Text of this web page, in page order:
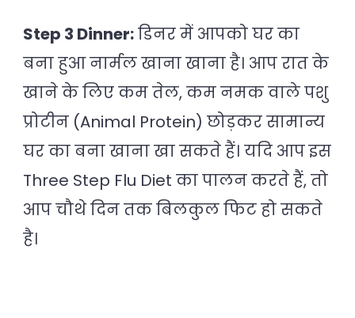
Step 3 Dinner:डिनर में आपको घर का
बना हुआ नार्मल खाना खाना है। आप रात के
खाने के लिए कम तेल, कम नमक वाले पशु
प्रोटीन (Animal Protein) छोड़कर सामान्य
घर का बना खाना खा सकते हैं। यदि आप इस
Three Step Flu Diet का पालन करते हैं, तो
आप चौथे दिन तक बिलकुल फिट हो सकते
है।